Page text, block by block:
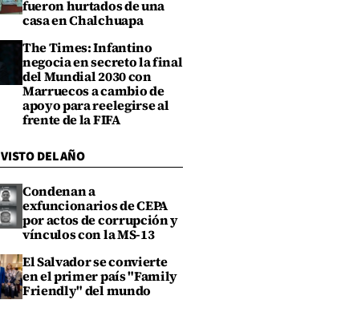
fueron hurtados de una
casa en Chalchuapa
The Times: Infantino
negocia en secreto la final
del Mundial 2030 con
Marruecos a cambio de
apoyo para reelegirse al
frente de la FIFA
DEL AÑO
Condenan a
exfuncionarios de CEPA
por actos de corrupción y
vínculos con la MS-13
El Salvador se convierte
en el primer país "Family
Friendly" del mundo